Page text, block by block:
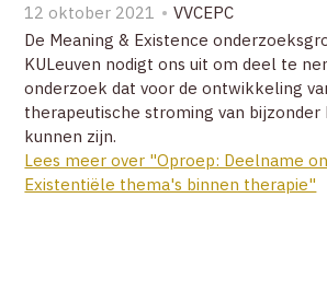
12 oktober 2021
VVCEPC
De Meaning & Existence
KULeuven nodigt ons uit om deel te
onderzoek dat voor de ontwikkeling
therapeutische stroming van bijzonder
kunnen zijn.
Lees meer over "Oproep: Deelname
Existentiële thema's binnen therapie"